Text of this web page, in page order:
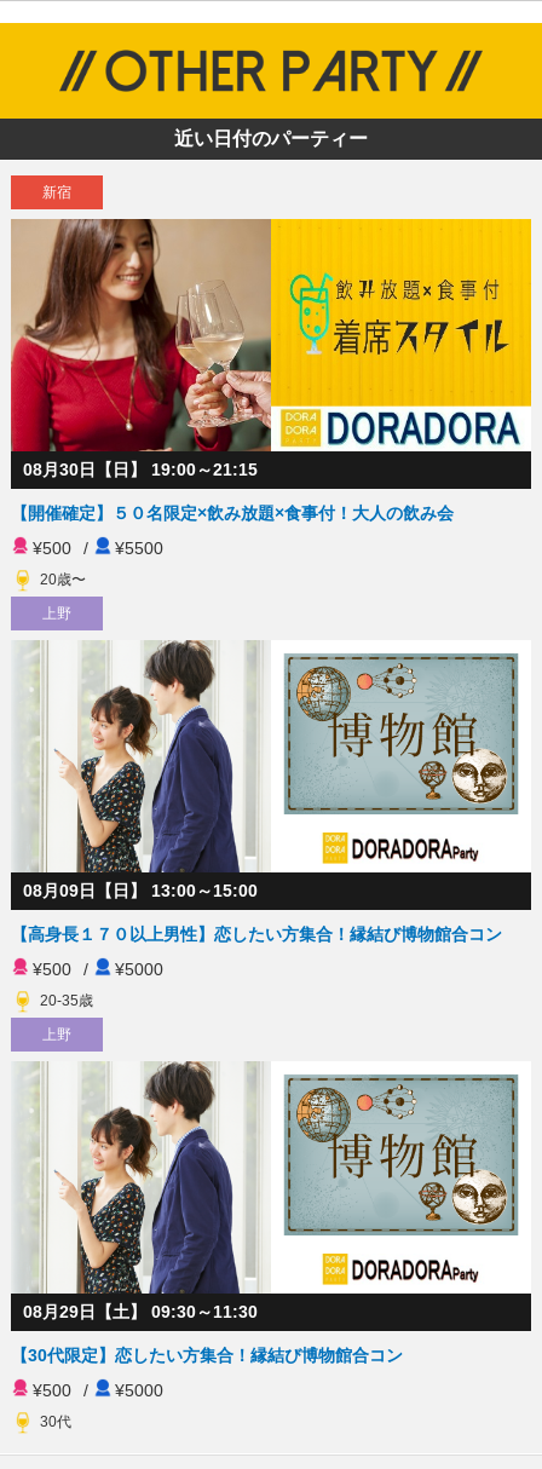
近い日付のパーティー
新宿
08月30日【日】 19:00～21:15
【開催確定】５０名限定×飲み放題×食事付！大人の飲み会
¥500
/ ¥5500
20歳〜
上野
08月09日【日】 13:00～15:00
【高身長１７０以上男性】恋したい方集合！縁結び博物館合コン
¥500
/ ¥5000
20-35歳
上野
08月29日【土】 09:30～11:30
【30代限定】恋したい方集合！縁結び博物館合コン
¥500
/ ¥5000
30代